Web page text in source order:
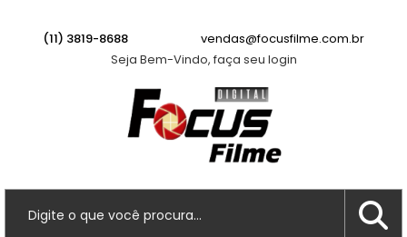
(11) 3819-8688
vendas@focusfilme.com.br
Seja Bem-Vindo, faça seu login